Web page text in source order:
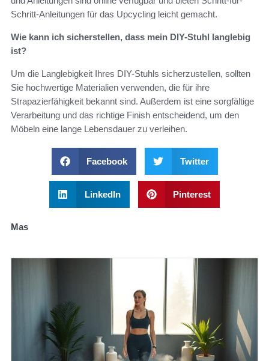
Schritt-Anleitungen für das Upcycling leicht gemacht.
Wie kann ich sicherstellen, dass mein DIY-Stuhl langlebig
ist?
Um die Langlebigkeit Ihres DIY-Stuhls sicherzustellen, sollten
Sie hochwertige Materialien verwenden, die für ihre
Strapazierfähigkeit bekannt sind. Außerdem ist eine sorgfältige
Verarbeitung und das richtige Finish entscheidend, um den
Möbeln eine lange Lebensdauer zu verleihen.
Facebook Twitter
LinkedIn Pinterest
Mas